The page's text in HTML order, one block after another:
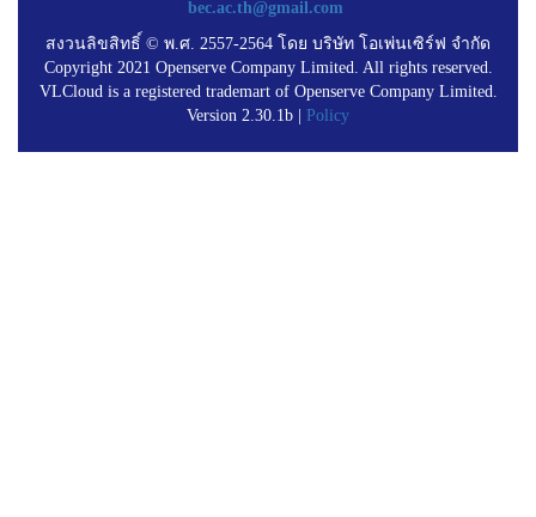
bec.ac.th@gmail.com
สงวนลิขสิทธิ์ © พ.ศ. 2557-2564 โดย บริษัท โอเพ่นเซิร์ฟ จำกัด
Copyright 2021 Openserve Company Limited. All rights reserved.
VLCloud is a registered trademart of Openserve Company Limited.
Version 2.30.1b | Policy